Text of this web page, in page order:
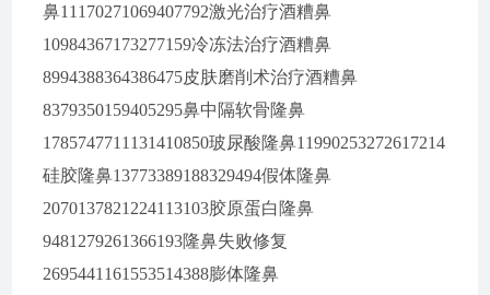
鼻11170271069407792激光治疗酒糟鼻
10984367173277159冷冻法治疗酒糟鼻
8994388364386475皮肤磨削术治疗酒糟鼻
8379350159405295鼻中隔软骨隆鼻
1785747711131410850玻尿酸隆鼻11990253272617214
硅胶隆鼻13773389188329494假体隆鼻
2070137821224113103胶原蛋白隆鼻
9481279261366193隆鼻失败修复
2695441161553514388膨体隆鼻